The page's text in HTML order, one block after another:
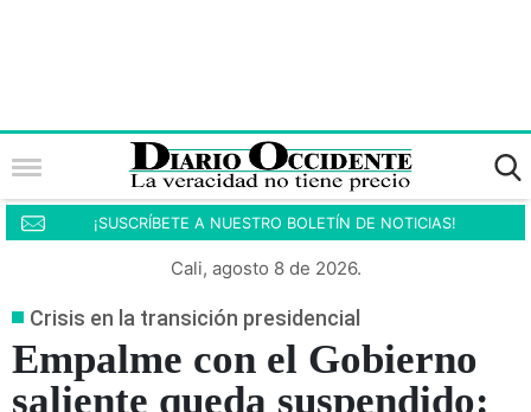
¡SUSCRÍBETE A NUESTRO BOLETÍN DE NOTICIAS!
Cali, agosto 8 de 2026.
Crisis en la transición presidencial
Empalme con el Gobierno
saliente queda suspendido: